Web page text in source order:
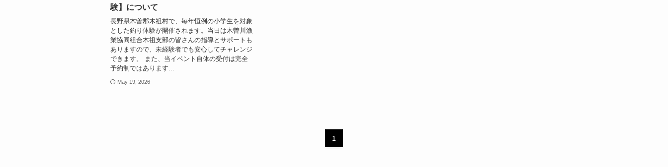
験】について
長野県木曽郡木祖村で、毎年恒例の小学生を対象
とした釣り体験が開催されます。当日は木曽川漁
業協同組合木祖支部の皆さんの指導とサポートも
ありますので、未経験者でも安心してチャレンジ
できます。 また、当イベント自体の受付は完全
予約制ではあります...
May 19, 2026
1